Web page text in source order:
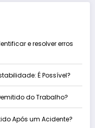
e resolver erros
É Possível?
do Trabalho?
Após um Acidente?